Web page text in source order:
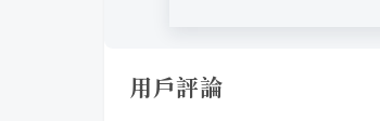
用戶評論